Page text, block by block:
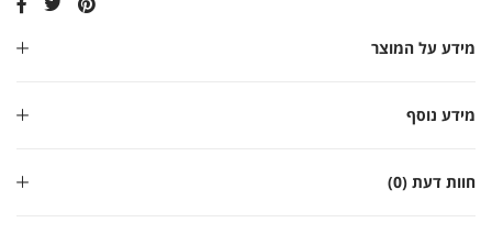
מידע על המוצר
מידע נוסף
חוות דעת (0)